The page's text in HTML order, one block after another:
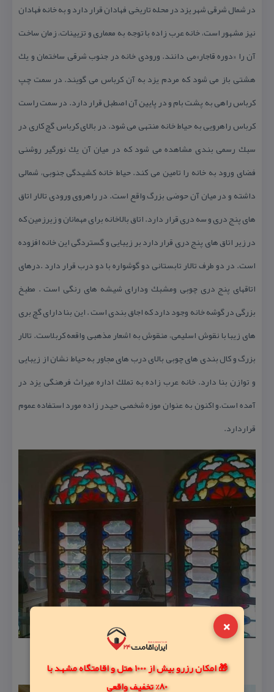
×
🎁 امکان رزرو بیش از 1000 هتل و اقامتگاه مشهد با
80% تخفیف واقعی
در شمال شرقی شهر یزد در محله تاریخی فهادان قرار دارد و به خانه فهادان
نیز مشهور است، خانه عرب زاده با توجه به معماری و تزیینات، زمان ساخت
آن را «دوره قاجار»می دانند. ورودی خانه در جنوب شرقی ساختمان و یك
هشتی باز می شود كه مردم یزد به آن كرباس می گویند. در سمت چپ
كرباس راهی به پشت بام و در پایین آن اصطبل قرار دارد. در سمت راست
كرباس راهرویی به حیاط خانه منتهی می شود. در بالای كرباس گچ كاری در
سبك رسمی بندی مشاهده می شود كه در میان آن یك نورگیر روشنی
فضای ورود به خانه را تامین می كند. حیاط خانه كشیدگی جنوبی، شمالی
داشته و در میان آن حوضی بزرگ واقع است. در راهروی ورودی تالار اتاق
های پنج دری و سه دری قرار دارد. اتاق بالاخانه برای مهمانان و زیرزمین كه
در زیر اتاق های پنج دری قرار دارد بر زیبایی و گستردگی این خانه افزوده
است. در دو طرف تالار تابستانی دو گوشواره با دو درب قرار دارد .درهای
اتاقهای پنج دری چوبی ومشبك ودارای شیشه های رنگی است . مطبخ
بزرگی در گوشه خانه وجود دارد كه اجاق بندی است . این بنا دارای گچ بری
های زیبا با نقوش اسلیمی، منقوش به اشعار مذهبی واقعه كربلاست. تالار
بزرگ و كال بندی های چوبی بالای درب های مجاور به حیاط نشان از زیبایی
و توازن بنا دارد. خانه عرب زاده به تملك اداره میراث فرهنگی یزد در
آمده است.و اكنون به عنوان موزه شخصی حیدر زاده مورد استفاده عموم
قراردارد.